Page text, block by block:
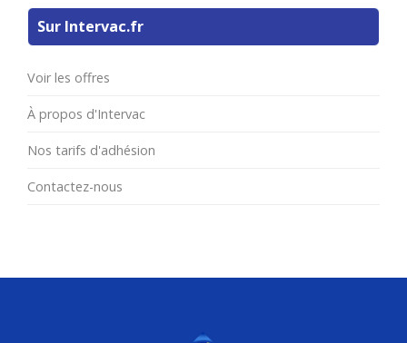
Sur Intervac.fr
Voir les offres
À propos d'Intervac
Nos tarifs d'adhésion
Contactez-nous